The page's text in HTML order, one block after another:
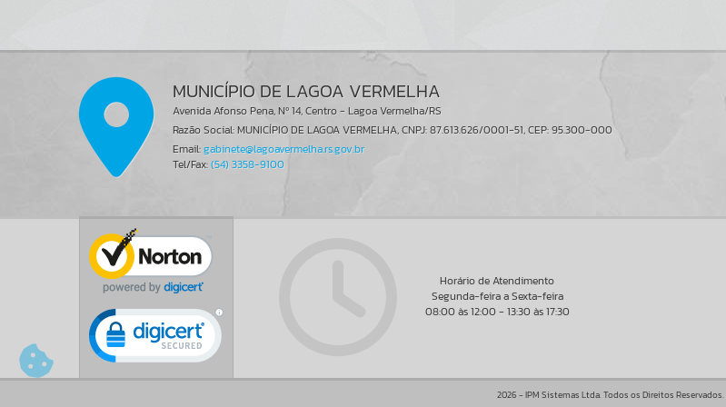
MUNICÍPIO DE LAGOA VERMELHA
Avenida Afonso Pena, Nº 14, Centro - Lagoa Vermelha/RS
Razão Social: MUNICÍPIO DE LAGOA VERMELHA, CNPJ: 87.613.626/0001-51, CEP: 95.300-000
Email:gabinete@lagoavermelha.rs.gov.br
Tel/Fax:(54) 3358-9100
Horário de Atendimento
Segunda-feira a Sexta-feira
08:00 às 12:00 - 13:30 às 17:30
2026 - IPM Sistemas Ltda. Todos os Direitos Reservados.
Políticas de uso de cookies Políticas de privacidade